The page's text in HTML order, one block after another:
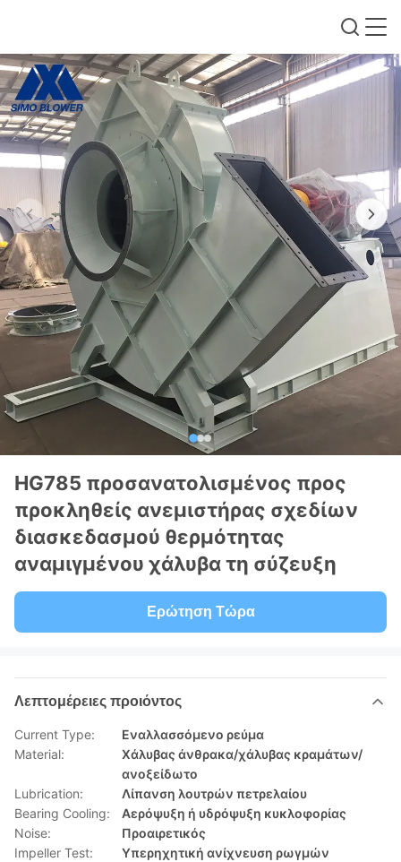
HG785 προσανατολισμένος προς
προκληθείς ανεμιστήρας σχεδίων
διασκεδασμού θερμότητας
αναμιγμένου χάλυβα τη σύζευξη
Ερώτηση Τώρα
Λεπτομέρειες προιόντος
Current Type:
Εναλλασσόμενο ρεύμα
Material:
Χάλυβας άνθρακα/χάλυβας κραμάτων/
ανοξείδωτο
Lubrication:
Λίπανση λουτρών πετρελαίου
Bearing Cooling:
Αερόψυξη ή υδρόψυξη κυκλοφορίας
Noise:
Προαιρετικός
Impeller Test:
Υπερηχητική ανίχνευση ρωγμών